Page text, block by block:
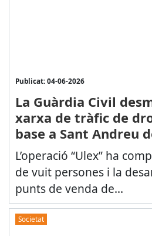
Publicat: 04-06-2026
La Guàrdia Civil
xarxa de tràfic de
base a Sant Andreu
L’operació “Ulex” ha
de vuit persones i la
punts de venda de...
Societat